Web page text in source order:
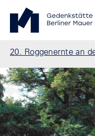
Direkt zum Inhalt
Standortmenu
Show locations
STIFTUNG
Alle Standorte
Gedenkstätte Berliner
Pfadnavigation
20. Roggenernte an